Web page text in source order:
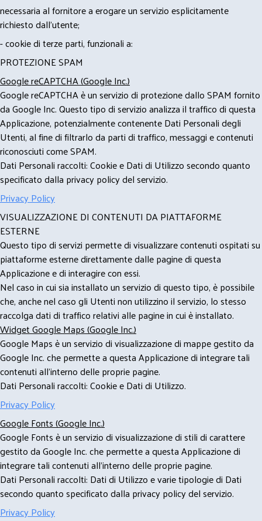
necessaria al fornitore a erogare un servizio esplicitamente
richiesto dall'utente;
- cookie di terze parti, funzionali a:
PROTEZIONE SPAM
Google reCAPTCHA (Google Inc.)
Google reCAPTCHA è un servizio di protezione dallo SPAM fornito
da Google Inc. Questo tipo di servizio analizza il traffico di questa
Applicazione, potenzialmente contenente Dati Personali degli
Utenti, al fine di filtrarlo da parti di traffico, messaggi e contenuti
riconosciuti come SPAM.
Dati Personali raccolti: Cookie e Dati di Utilizzo secondo quanto
specificato dalla privacy policy del servizio.
Privacy Policy
VISUALIZZAZIONE DI CONTENUTI DA PIATTAFORME
ESTERNE
Questo tipo di servizi permette di visualizzare contenuti ospitati su
piattaforme esterne direttamente dalle pagine di questa
Applicazione e di interagire con essi.
Nel caso in cui sia installato un servizio di questo tipo, è possibile
che, anche nel caso gli Utenti non utilizzino il servizio, lo stesso
raccolga dati di traffico relativi alle pagine in cui è installato.
Widget Google Maps (Google Inc.)
Google Maps è un servizio di visualizzazione di mappe gestito da
Google Inc. che permette a questa Applicazione di integrare tali
contenuti all'interno delle proprie pagine.
Dati Personali raccolti: Cookie e Dati di Utilizzo.
Privacy Policy
Google Fonts (Google Inc.)
Google Fonts è un servizio di visualizzazione di stili di carattere
gestito da Google Inc. che permette a questa Applicazione di
integrare tali contenuti all'interno delle proprie pagine.
Dati Personali raccolti: Dati di Utilizzo e varie tipologie di Dati
secondo quanto specificato dalla privacy policy del servizio.
Privacy Policy